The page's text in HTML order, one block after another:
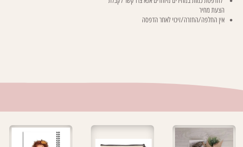
הצעת מחיר
אין החלפה/החזרה/זיכוי לאחר הדפסה